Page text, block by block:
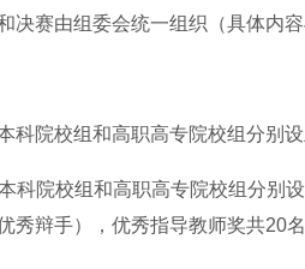
决赛由组委会统一组织（具体内
科院校组和高职高专院校组分别
科院校组和高职高专院校组分
秀辩手），优秀指导教师奖共20